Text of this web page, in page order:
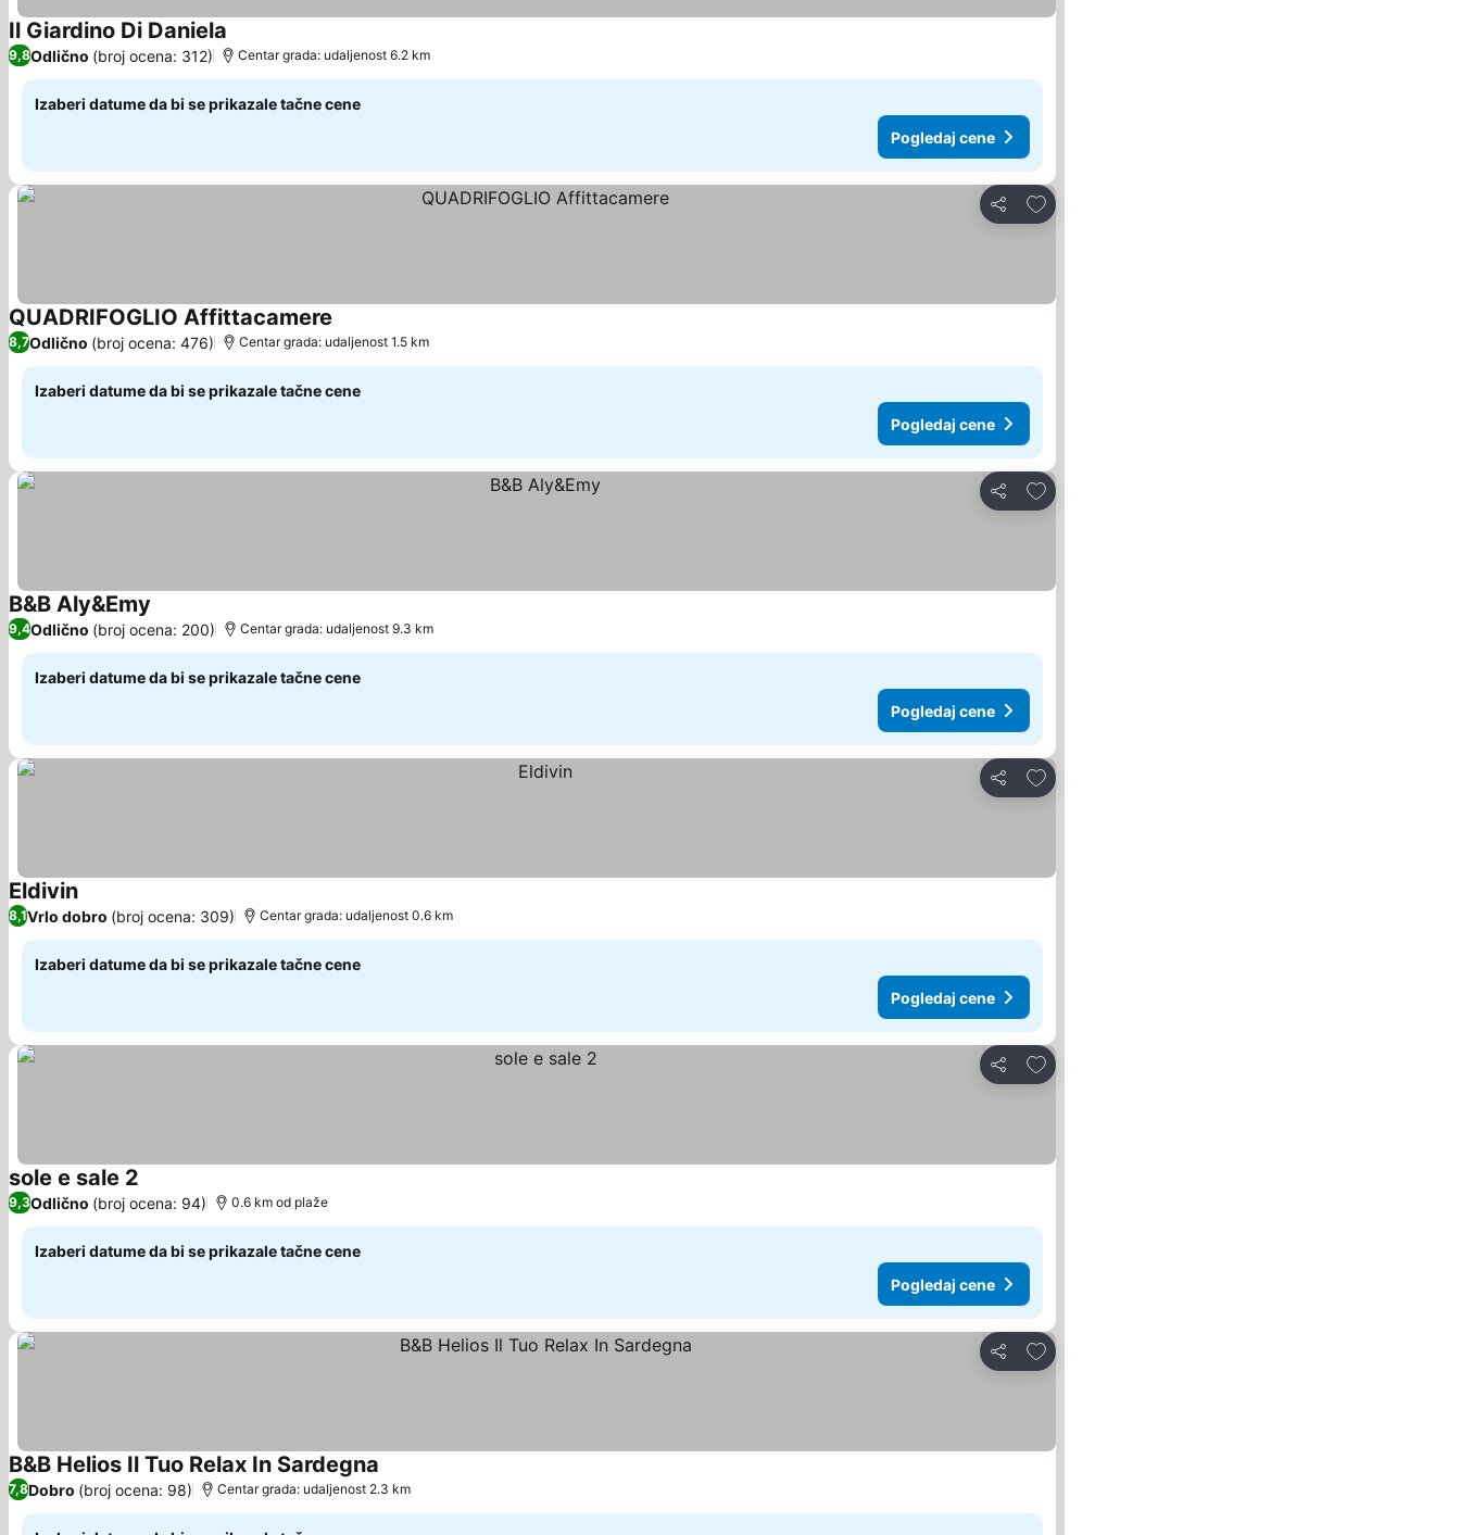
Il Giardino Di Daniela
9,8Odlično (broj ocena: 312) Centar grada: udaljenost 6.2 km
Izaberi datume da bi se prikazale tačne cene
Pogledaj cene
Deli
Dodati u favorite
QUADRIFOGLIO Affittacamere
8,7Odlično (broj ocena: 476) Centar grada: udaljenost 1.5 km
Izaberi datume da bi se prikazale tačne cene
Pogledaj cene
Deli
Dodati u favorite
B&B Aly&Emy
9,4Odlično (broj ocena: 200) Centar grada: udaljenost 9.3 km
Izaberi datume da bi se prikazale tačne cene
Pogledaj cene
Deli
Dodati u favorite
Eldivin
8,1Vrlo dobro (broj ocena: 309) Centar grada: udaljenost 0.6 km
Izaberi datume da bi se prikazale tačne cene
Pogledaj cene
Deli
Dodati u favorite
sole e sale 2
9,3Odlično (broj ocena: 94) 0.6 km od plaže
Izaberi datume da bi se prikazale tačne cene
Pogledaj cene
Deli
Dodati u favorite
B&B Helios Il Tuo Relax In Sardegna
7,8Dobro (broj ocena: 98) Centar grada: udaljenost 2.3 km